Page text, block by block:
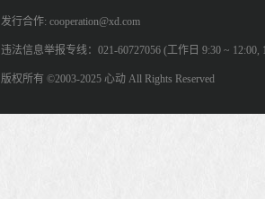
发行合作: cooperation@xd.com
违法信息举报专线：021-60727056 (工作日 9:30 ~ 12:00,
版权所有 ©2003-2025 心动 All Rights Reserved